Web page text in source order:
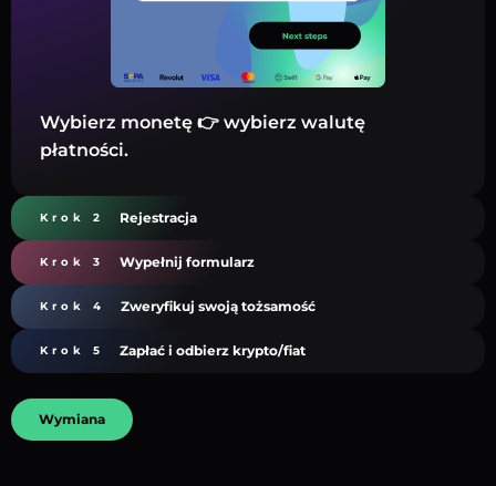
Wybierz monetę 👉 wybierz walutę
płatności.
Krok 2 Rejestracja
Krok 3 Wypełnij formularz
Krok 4 Zweryfikuj swoją tożsamość
Krok 5 Zapłać i odbierz krypto/fiat
Wymiana